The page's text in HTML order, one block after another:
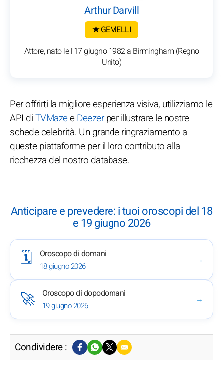
Arthur Darvill
★ GEMELLI
Attore, nato le l'17 giugno 1982 a Birmingham (Regno
Unito)
Per offrirti la migliore esperienza visiva, utilizziamo le
API diTVMazeeDeezerper illustrare le nostre
schede celebrità. Un grande ringraziamento a
queste piattaforme per il loro contributo alla
ricchezza del nostro database.
Anticipare e prevedere: i tuoi oroscopi del 18
e 19 giugno 2026
🗓️ Oroscopo di domani
18 giugno 2026
→
🚀 Oroscopo di dopodomani
19 giugno 2026
→
Condividere :